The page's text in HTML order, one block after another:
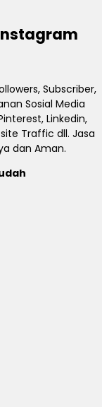
Subscriber,
Sosial Media
Linkedin,
Traffic dll. Jasa
dan Aman.